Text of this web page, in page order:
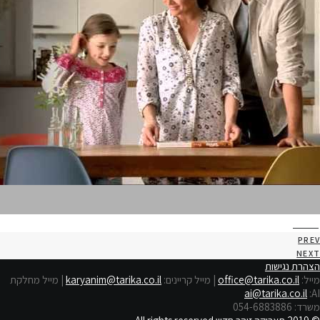
PREV
NEXT
הצהרת נגישות
מייל: office@tarika.co.il | מייל קריינים: karyanim@tarika.co.il | מייל מחלקת
AI
:
ai@tarika.co.il
משרד: 054-6883886